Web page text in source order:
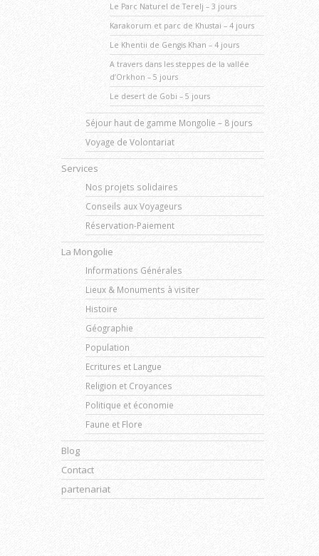
Le Parc Naturel de Terelj – 3 jours
Karakorum et parc de Khustai – 4 jours
Le Khentii de Gengis Khan – 4 jours
A travers dans les steppes de la vallée
d’Orkhon – 5 jours
Le desert de Gobi – 5 jours
Séjour haut de gamme Mongolie – 8 jours
Voyage de Volontariat
Services
Nos projets solidaires
Conseils aux Voyageurs
Réservation-Paiement
La Mongolie
Informations Générales
Lieux & Monuments à visiter
Histoire
Géographie
Population
Ecritures et Langue
Religion et Croyances
Politique et économie
Faune et Flore
Blog
Contact
partenariat